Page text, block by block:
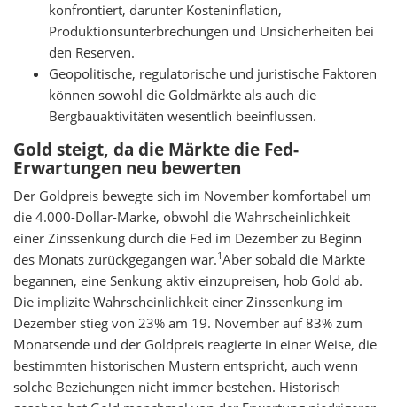
konfrontiert, darunter Kosteninflation,
Produktionsunterbrechungen und Unsicherheiten bei
den Reserven.
Geopolitische, regulatorische und juristische Faktoren
können sowohl die Goldmärkte als auch die
Bergbauaktivitäten wesentlich beeinflussen.
Gold steigt, da die Märkte die Fed-
Erwartungen neu bewerten
Der Goldpreis bewegte sich im November komfortabel um
die 4.000-Dollar-Marke, obwohl die Wahrscheinlichkeit
einer Zinssenkung durch die Fed im Dezember zu Beginn
des Monats zurückgegangen war.1Aber sobald die Märkte
begannen, eine Senkung aktiv einzupreisen, hob Gold ab.
Die implizite Wahrscheinlichkeit einer Zinssenkung im
Dezember stieg von 23% am 19. November auf 83% zum
Monatsende und der Goldpreis reagierte in einer Weise, die
bestimmten historischen Mustern entspricht, auch wenn
solche Beziehungen nicht immer bestehen. Historisch